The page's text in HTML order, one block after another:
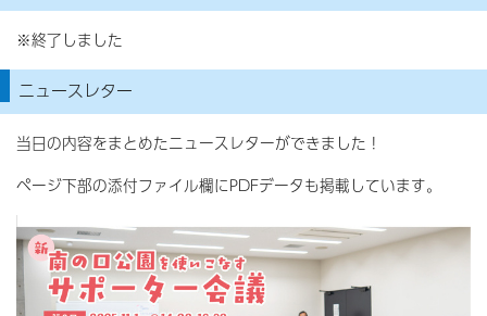
※終了しました
ニュースレター
当日の内容をまとめたニュースレターができました！
ページ下部の添付ファイル欄にPDFデータも掲載しています。